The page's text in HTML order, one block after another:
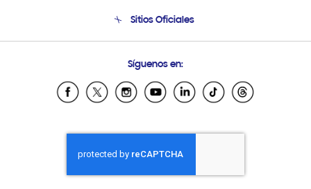
Condiciones de Compra
Soporte vía eMail
Sitios Oficiales
Samsung Ecuador
Samsung El Salvador
Samsung Honduras
Samsung Nicaragua
Samsung Panamá
Síguenos en: